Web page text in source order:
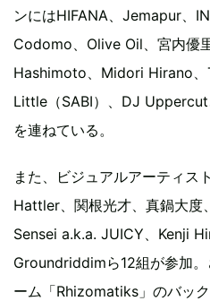
ンにはHIFANA、Jemapur、
Codomo、Olive Oil、宮内優
Hashimoto、Midori Hirano
Little（SABI）、DJ
を連ねている。
また、ビジュアルアーティス
Hattler、関根光才、真鍋大
Sensei a.k.a. JUICY、Kenji
Groundriddimら12組が参加
ーム「Rhizomatiks」のバッ